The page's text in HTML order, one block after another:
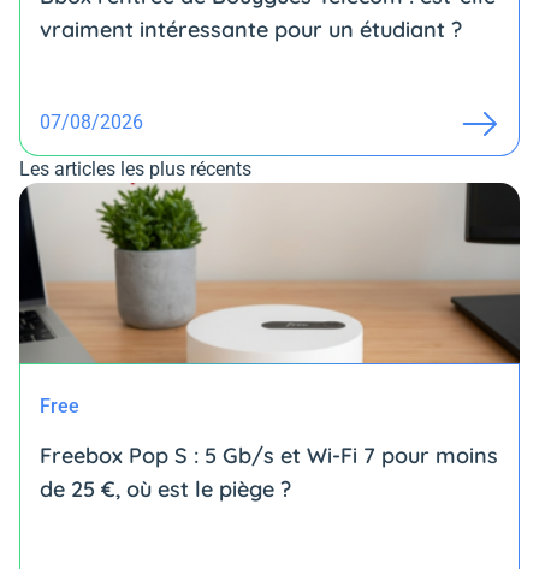
vraiment intéressante pour un étudiant ?
07/08/2026
Les articles les plus récents
Free
Freebox Pop S : 5 Gb/s et Wi-Fi 7 pour moins
de 25 €, où est le piège ?